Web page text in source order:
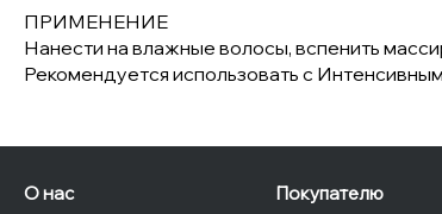
ПРИМЕНЕНИЕ
Нанести на влажные волосы, вспенить
Рекомендуется использовать с
О нас Покупателю